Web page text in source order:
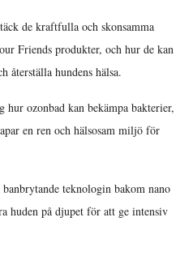
de kraftfulla och skonsamma
Friends produkter, och hur de kan
återställa hundens hälsa.
ozonbad kan bekämpa bakterier,
en ren och hälsosam miljö för
teknologin bakom nano
huden på djupet för att ge intensiv